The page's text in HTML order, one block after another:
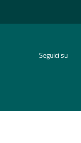
Seguici su